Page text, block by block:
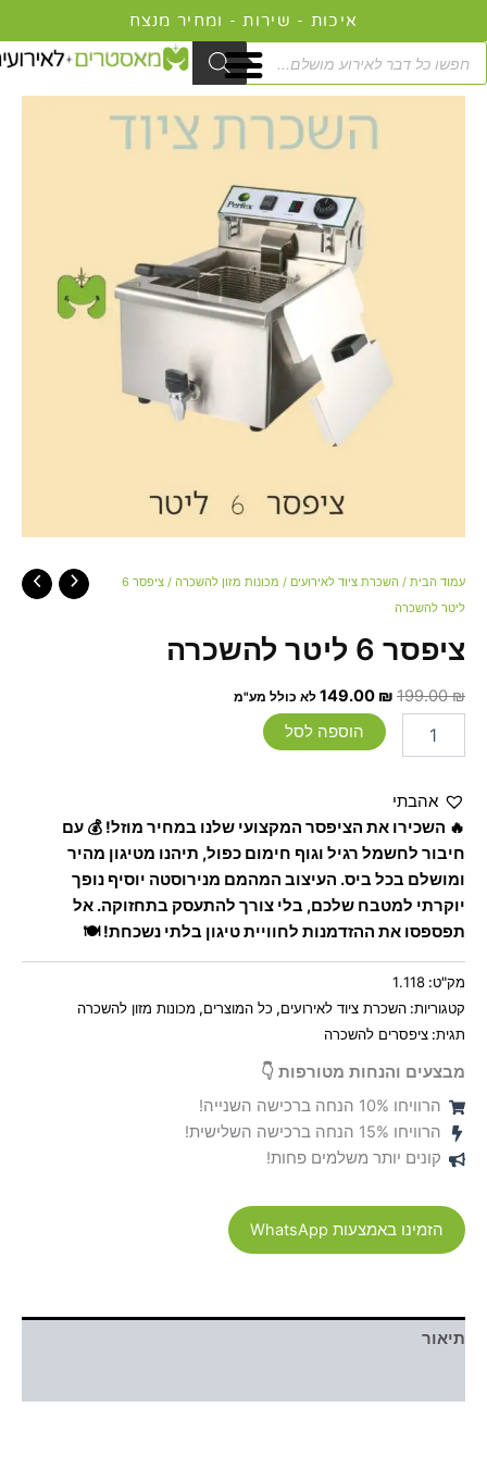
לתוכן
איכות - שירות - ומחיר מנצח
Products
search
עמוד הבית / השכרת ציוד לאירועים / מכונות מזון להשכרה
/ ציפסר 6
ליטר להשכרה
ציפסר 6 ליטר להשכרה
199.00₪
המקורי
149.00 ₪
הנוכחי
149.00 ₪.
לא כולל מע"מ
הוספה לסל
אהבתי
🔥 השכירו את הציפסר המקצועי שלנו במחיר מוזל! 💰 עם
חיבור לחשמל רגיל וגוף חימום כפול, תיהנו מטיגון מהיר
ומושלם בכל ביס. העיצוב המהמם מנירוסטה יוסיף נופך
יוקרתי למטבח שלכם, בלי צורך להתעסק בתחזוקה. אל
תפספסו את ההזדמנות לחוויית טיגון בלתי נשכחת! 🍽️
מק"ט: 1.118
קטגוריות: השכרת ציוד לאירועים, כל המוצרים, מכונות מזון להשכרה
תגית: ציפסרים להשכרה
מבצעים והנחות מטורפות 👇
הרוויחו 10% הנחה ברכישה השנייה!
הרוויחו 15% הנחה ברכישה השלישית!
קונים יותר משלמים פחות!
הזמינו באמצעות WhatsApp
תיאור